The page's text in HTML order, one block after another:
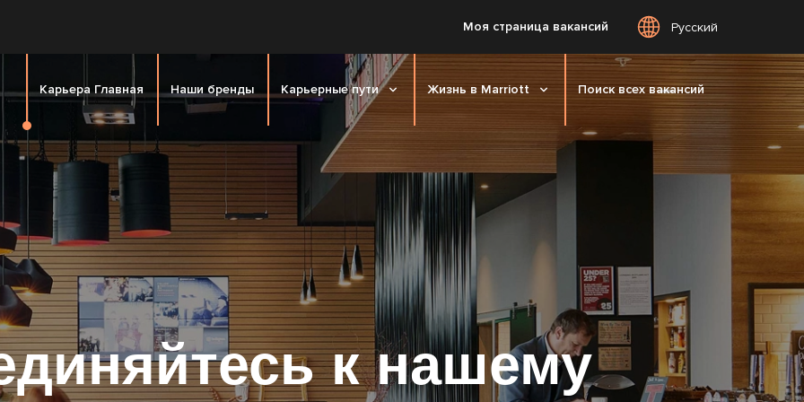
Моя страница вакансий Русский
Карьера Главная Наши бренды Карьерные пути Жизнь в Marriott Поиск всех вакансий
к нашему